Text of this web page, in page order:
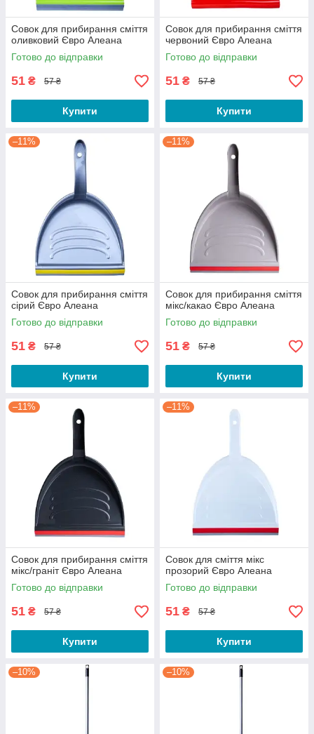
Совок для прибирання сміття
оливковий Євро Алеана
Готово до відправки
51 ₴ 57 ₴
Купити
Совок для прибирання сміття
червоний Євро Алеана
Готово до відправки
51 ₴ 57 ₴
Купити
–11%
Совок для прибирання сміття
сірий Євро Алеана
Готово до відправки
51 ₴ 57 ₴
Купити
–11%
Совок для прибирання сміття
мікс/какао Євро Алеана
Готово до відправки
51 ₴ 57 ₴
Купити
–11%
Совок для прибирання сміття
мікс/граніт Євро Алеана
Готово до відправки
51 ₴ 57 ₴
Купити
–11%
Совок для сміття мікс
прозорий Євро Алеана
Готово до відправки
51 ₴ 57 ₴
Купити
–10% –10%